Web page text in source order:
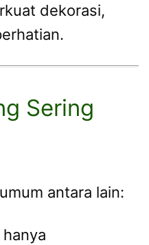
dekorasi,
Sering
antara lain: